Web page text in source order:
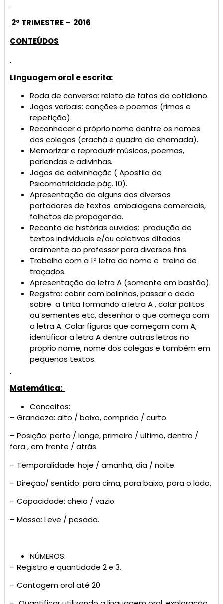
2º TRIMESTRE – 2016
CONTEÚDOS
LInguagem oral e escrita:
Roda de conversa: relato de fatos do cotidiano.
Jogos verbais: canções e poemas (rimas e
repetição).
Reconhecer o pròprio nome dentre os nomes
dos colegas (crachá e quadro de chamada).
Memorizar e reproduzir músicas, poemas,
parlendas e adivinhas.
Jogos de adivinhação ( Apostila de
Psicomotricidade pág. 10).
Apresentação de alguns dos diversos
portadores de textos: embalagens comerciais,
folhetos de propaganda.
Reconto de histórias ouvidas: produção de
textos individuais e/ou coletivos ditados
oralmente ao professor para diversos fins.
Trabalho com a 1ª letra do nome e treino de
traçados.
Apresentação da letra A (somente em bastão).
Registro: cobrir com bolinhas, passar o dedo
sobre a tinta formando a letra A , colar palitos
ou sementes etc, desenhar o que começa com
a letra A. Colar figuras que começam com A,
identificar a letra A dentre outras letras no
proprio nome, nome dos colegas e também em
pequenos textos.
Matemática:
Conceitos:
– Grandeza: alto / baixo, comprido / curto.
– Posição: perto / longe, primeiro / ultimo, dentro /
fora , em frente / atrás.
– Temporalidade: hoje / amanhã, dia / noite.
– Direção/ sentido: para cima, para baixo, para o lado.
– Capacidade: cheio / vazio.
– Massa: Leve / pesado.
NÚMEROS:
– Registro e quantidade 2 e 3.
– Contagem oral até 20